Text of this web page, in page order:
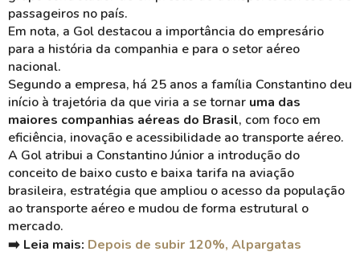
passageiros no país.
Em nota, a Gol destacou a importância do empresário
para a história da companhia e para o setor aéreo
nacional.
Segundo a empresa, há 25 anos a família Constantino deu
início à trajetória da que viria a se tornar uma das
maiores companhias aéreas do Brasil, com foco em
eficiência, inovação e acessibilidade ao transporte aéreo.
A Gol atribui a Constantino Júnior a introdução do
conceito de baixo custo e baixa tarifa na aviação
brasileira, estratégia que ampliou o acesso da população
ao transporte aéreo e mudou de forma estrutural o
mercado.
➡️ Leia mais: Depois de subir 120%, Alpargatas